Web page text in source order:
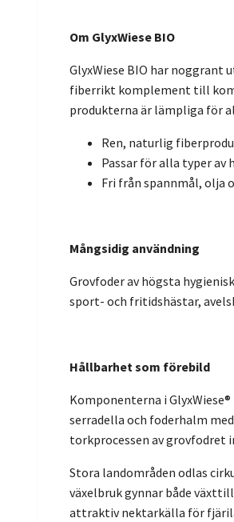
Om GlyxWiese BIO
GlyxWiese BIO har
fiberrikt komplement till
produkterna är lämpliga för
Ren, naturlig
Passar för alla typer av
Fri från spannmål, olja
Mångsidig användning
Grovfoder av högsta
sport- och fritidshästar,
Hållbarhet som förebild
Komponenterna i
serradella och foderhalm
torkprocessen av grovfodret
Stora landområden odlas
växelbruk gynnar både
attraktiv nektarkälla för